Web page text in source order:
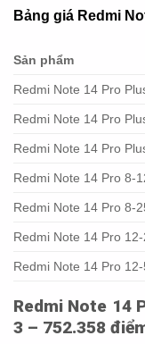
Bảng giá Redmi
Sản phẩm
Redmi Note 14 Pro
Redmi Note 14 Pro
Redmi Note 14 Pro
Redmi Note 14 Pro 8-
Redmi Note 14 Pro 8-
Redmi Note 14 Pro
Redmi Note 14 Pro
Redmi Note 14
3 – 752.358